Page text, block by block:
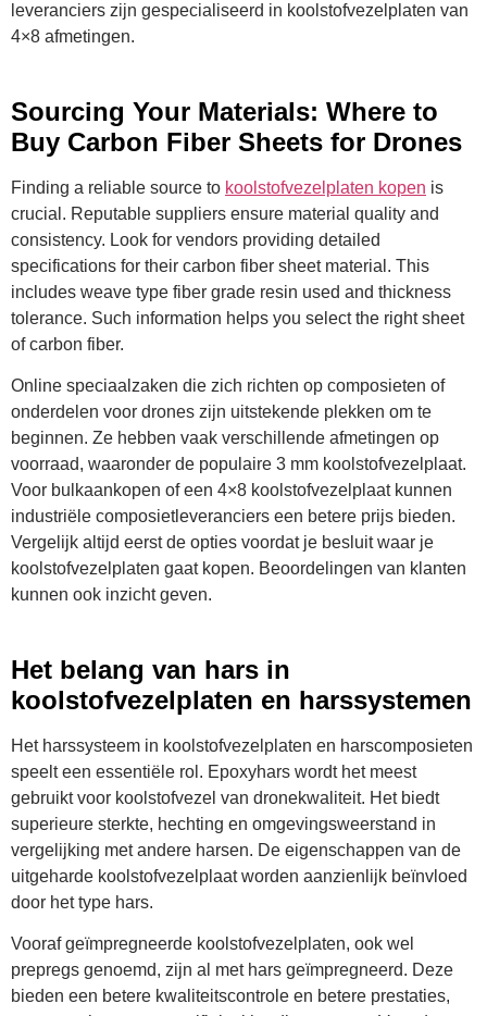
leveranciers zijn gespecialiseerd in koolstofvezelplaten van
4×8 afmetingen.
Sourcing Your Materials: Where to
Buy Carbon Fiber Sheets for Drones
Finding a reliable source to koolstofvezelplaten kopen is
crucial. Reputable suppliers ensure material quality and
consistency. Look for vendors providing detailed
specifications for their carbon fiber sheet material. This
includes weave type fiber grade resin used and thickness
tolerance. Such information helps you select the right sheet
of carbon fiber.
Online speciaalzaken die zich richten op composieten of
onderdelen voor drones zijn uitstekende plekken om te
beginnen. Ze hebben vaak verschillende afmetingen op
voorraad, waaronder de populaire 3 mm koolstofvezelplaat.
Voor bulkaankopen of een 4×8 koolstofvezelplaat kunnen
industriële composietleveranciers een betere prijs bieden.
Vergelijk altijd eerst de opties voordat je besluit waar je
koolstofvezelplaten gaat kopen. Beoordelingen van klanten
kunnen ook inzicht geven.
Het belang van hars in
koolstofvezelplaten en harssystemen
Het harssysteem in koolstofvezelplaten en harscomposieten
speelt een essentiële rol. Epoxyhars wordt het meest
gebruikt voor koolstofvezel van dronekwaliteit. Het biedt
superieure sterkte, hechting en omgevingsweerstand in
vergelijking met andere harsen. De eigenschappen van de
uitgeharde koolstofvezelplaat worden aanzienlijk beïnvloed
door het type hars.
Vooraf geïmpregneerde koolstofvezelplaten, ook wel
prepregs genoemd, zijn al met hars geïmpregneerd. Deze
bieden een betere kwaliteitscontrole en betere prestaties,